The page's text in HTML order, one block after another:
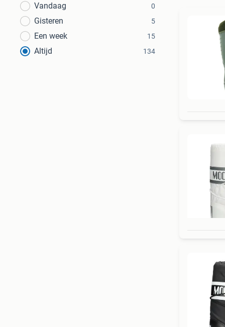
Vandaag
0
Gisteren 5
Een week 15
Altijd 134